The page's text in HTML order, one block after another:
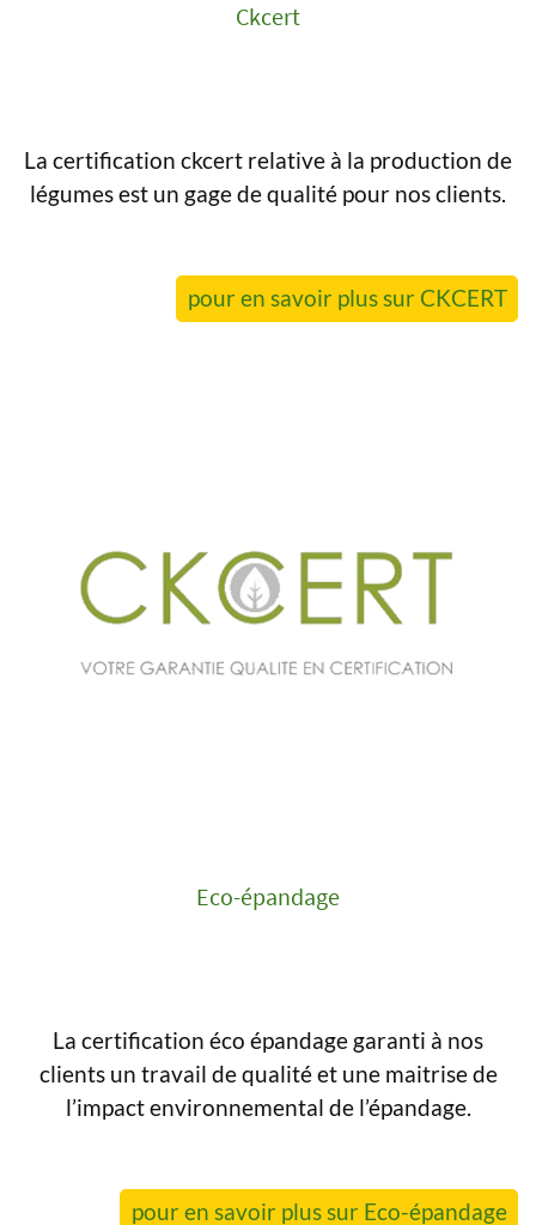
Ckcert
La certification ckcert relative à la production de
légumes est un gage de qualité pour nos clients.
pour en savoir plus sur CKCERT
Eco-épandage
La certification éco épandage garanti à nos
clients un travail de qualité et une maitrise de
l’impact environnemental de l’épandage.
pour en savoir plus sur Eco-épandage